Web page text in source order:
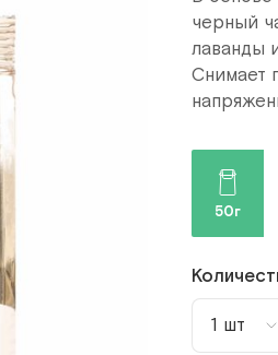
черный
лаванды
Снимает
50г
1 шт